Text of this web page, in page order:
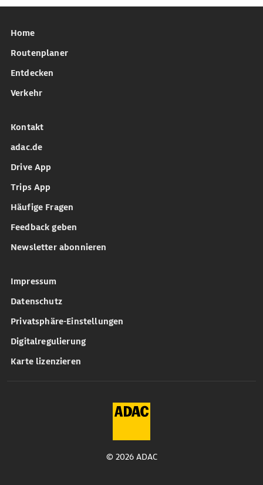
Home
Routenplaner
Entdecken
Verkehr
Kontakt
adac.de
Drive App
Trips App
Häufige Fragen
Feedback geben
Newsletter abonnieren
Impressum
Datenschutz
Privatsphäre-Einstellungen
Digitalregulierung
Karte lizenzieren
© 2026 ADAC